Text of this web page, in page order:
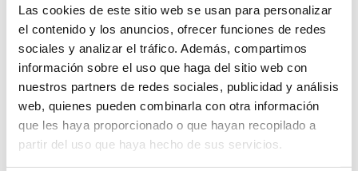
Las cookies de este sitio web se usan para personalizar
el contenido y los anuncios, ofrecer funciones de redes
sociales y analizar el tráfico. Además, compartimos
información sobre el uso que haga del sitio web con
nuestros partners de redes sociales, publicidad y análisis
web, quienes pueden combinarla con otra información
que les haya proporcionado o que hayan recopilado a
partir del uso que haya hecho de sus servicios.
Navidad
Novedades
Outlet
Portada
Portada Distribuidores
Rebajas Enero